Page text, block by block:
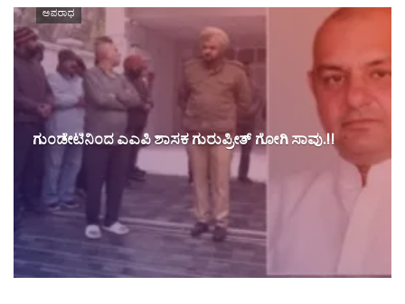
ಅಪರಾಧ
ಗುಂಡೇಟಿನಿಂದ ಎಎಪಿ ಶಾಸಕ ಗುರುಪ್ರೀತ್ ಗೋಗಿ ಸಾವು.!!